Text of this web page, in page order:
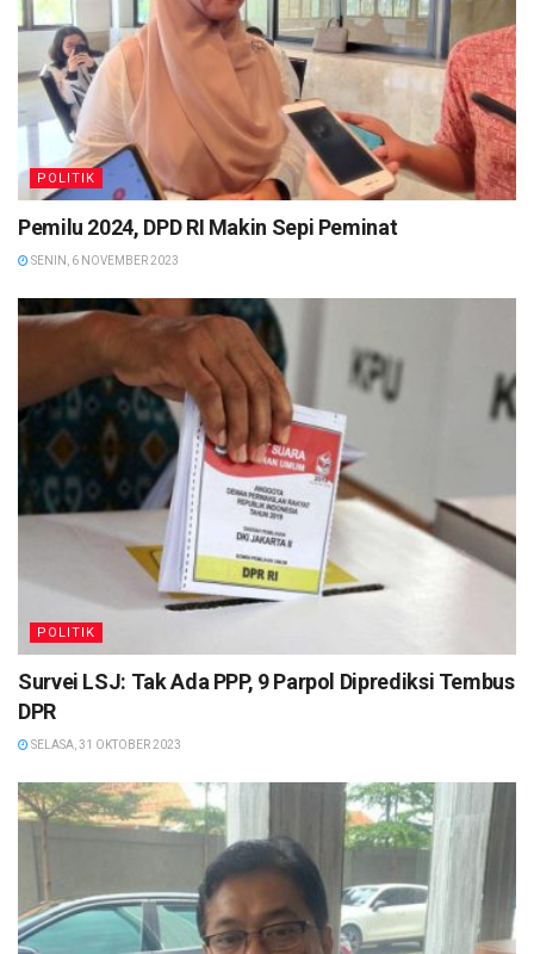
POLITIK
Pemilu 2024, DPD RI Makin Sepi Peminat
SENIN, 6 NOVEMBER 2023
POLITIK
Survei LSJ: Tak Ada PPP, 9 Parpol Diprediksi Tembus
DPR
SELASA, 31 OKTOBER 2023